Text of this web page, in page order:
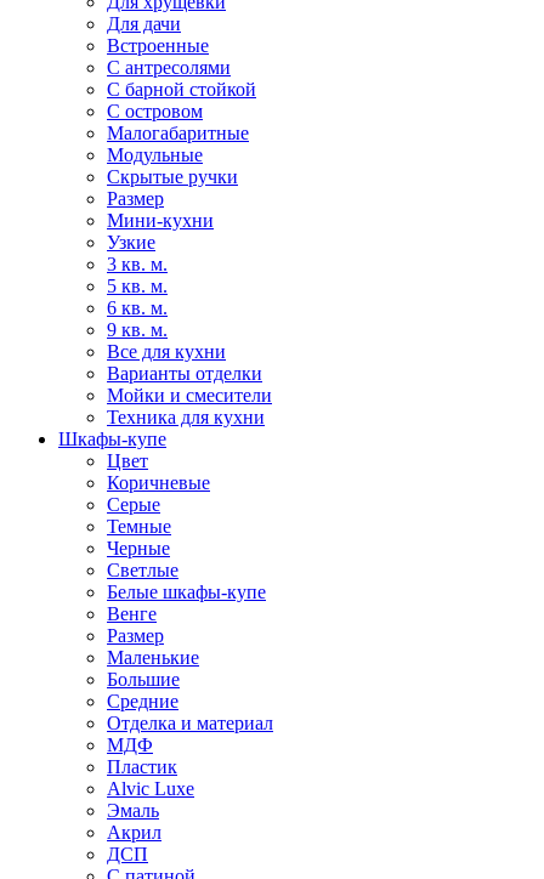
Для дачи
Встроенные
С антресолями
С барной стойкой
С островом
Малогабаритные
Модульные
Скрытые ручки
Размер
Мини-кухни
Узкие
3 кв. м.
5 кв. м.
6 кв. м.
9 кв. м.
Все для кухни
Варианты отделки
Мойки и смесители
Техника для кухни
Шкафы-купе
Цвет
Коричневые
Серые
Темные
Черные
Светлые
Белые шкафы-купе
Венге
Размер
Маленькие
Большие
Средние
Отделка и материал
МДФ
Пластик
Alvic Luxe
Эмаль
Акрил
ДСП